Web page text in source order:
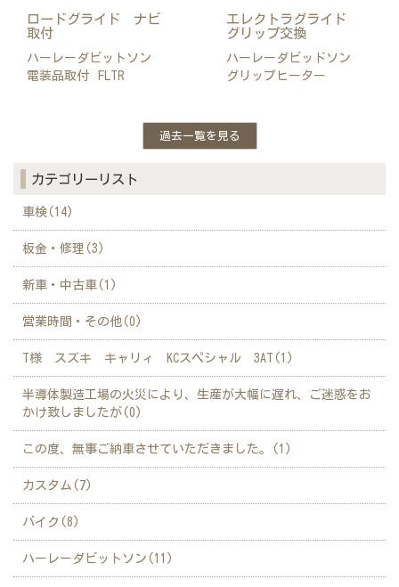
ロードグライド ナビ
取付
ハーレーダビットソン
電装品取付
FLTR
エレクトラグライド
グリップ交換
ハーレーダビッドソン
グリップヒーター
過去一覧を見る
カテゴリーリスト
車検(14)
板金・修理(3)
新車・中古車(1)
営業時間・その他(0)
T様 スズキ キャリィ KCスペシャル 3AT(1)
半導体製造工場の火災により、生産が大幅に遅れ、ご迷惑をお
かけ致しましたが(0)
この度、無事ご納車させていただきました。(1)
カスタム(7)
バイク(8)
ハーレーダビットソン(11)